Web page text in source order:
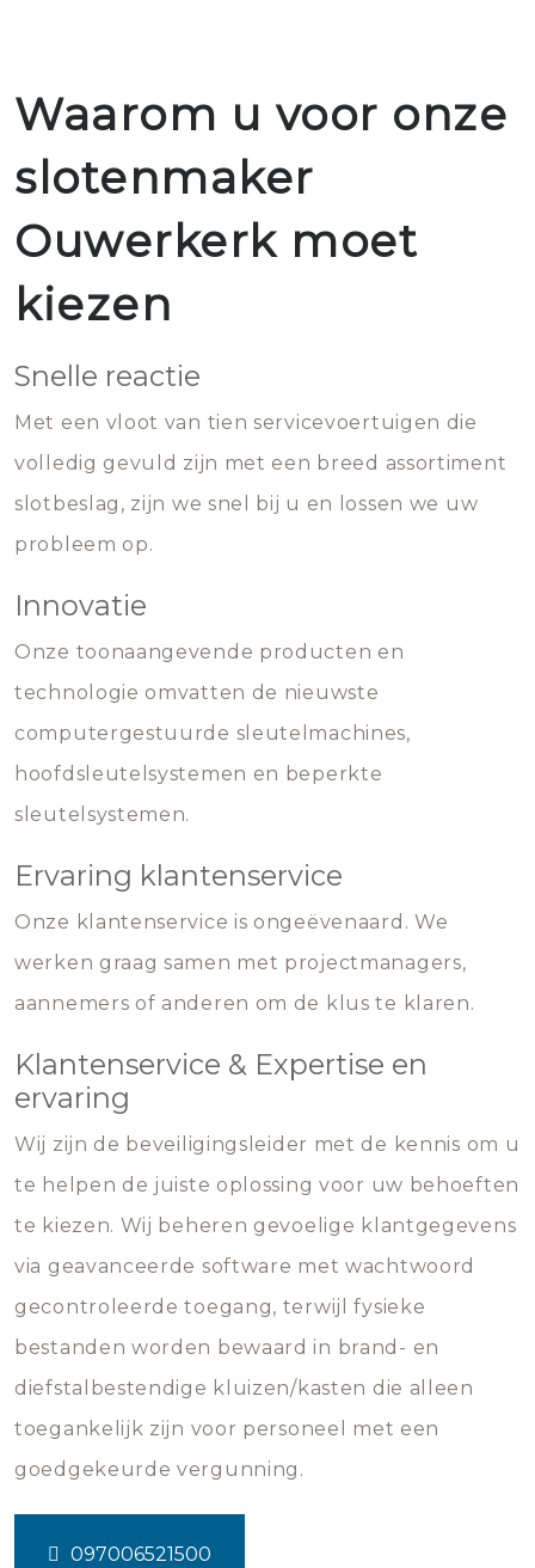
Waarom u voor onze
slotenmaker
Ouwerkerk moet
kiezen
Snelle reactie
Met een vloot van tien servicevoertuigen die
volledig gevuld zijn met een breed assortiment
slotbeslag, zijn we snel bij u en lossen we uw
probleem op.
Innovatie
Onze toonaangevende producten en
technologie omvatten de nieuwste
computergestuurde sleutelmachines,
hoofdsleutelsystemen en beperkte
sleutelsystemen.
Ervaring klantenservice
Onze klantenservice is ongeëvenaard. We
werken graag samen met projectmanagers,
aannemers of anderen om de klus te klaren.
Klantenservice & Expertise en
ervaring
Wij zijn de beveiligingsleider met de kennis om u
te helpen de juiste oplossing voor uw behoeften
te kiezen. Wij beheren gevoelige klantgegevens
via geavanceerde software met wachtwoord
gecontroleerde toegang, terwijl fysieke
bestanden worden bewaard in brand- en
diefstalbestendige kluizen/kasten die alleen
toegankelijk zijn voor personeel met een
goedgekeurde vergunning.
097006521500